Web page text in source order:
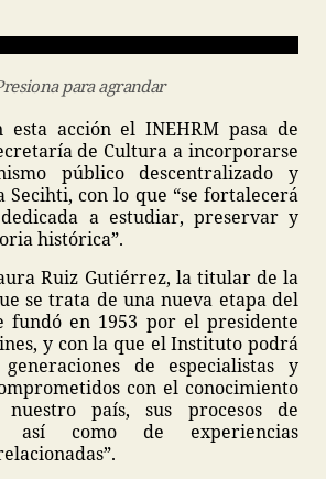
para agrandar
esta acción el INEHRM pasa de
de Cultura a incorporarse
público descentralizado y
Secihti, con lo que “se fortalecerá
a estudiar, preservar y
histórica”.
Ruiz Gutiérrez, la titular de la
se trata de una nueva etapa del
fundó en 1953 por el presidente
y con la que el Instituto podrá
de especialistas y
con el conocimiento
país, sus procesos de
así como de experiencias